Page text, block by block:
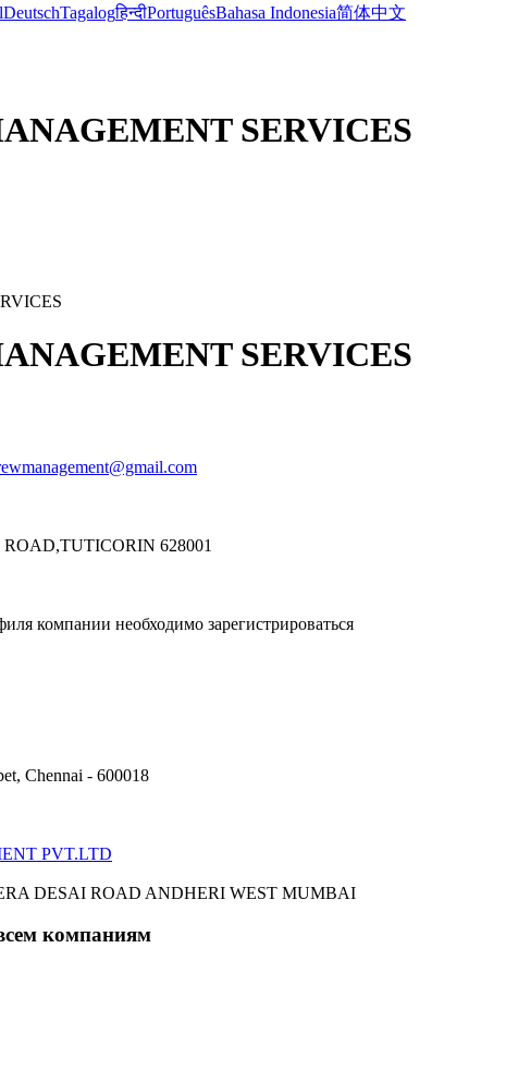
DeutschTagalogहिन्दीPortuguêsBahasa Indonesia简体中文
SERVICES
SERVICES
628001
компании необходимо зарегистрироваться
Chennai - 600018
PVT.LTD
DESAI ROAD ANDHERI WEST MUMBAI
компаниям